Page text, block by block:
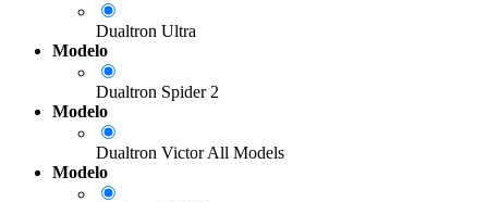
Dualtron Ultra
Modelo
Dualtron Spider 2
Modelo
Dualtron Victor All Models
Modelo